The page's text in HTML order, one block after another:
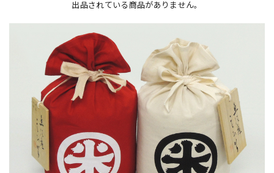
出品されている商品がありません。